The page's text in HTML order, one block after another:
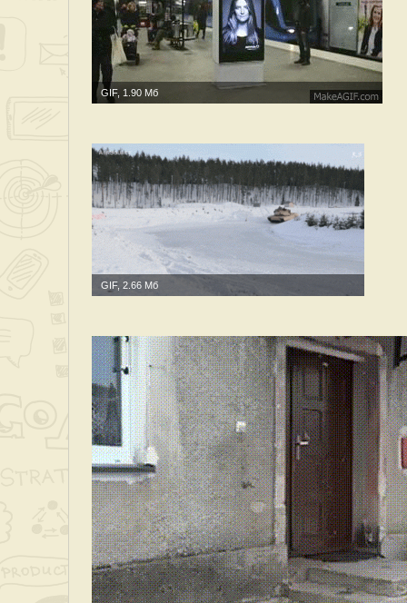
GIF, 1.90 Мб
GIF, 2.66 Мб